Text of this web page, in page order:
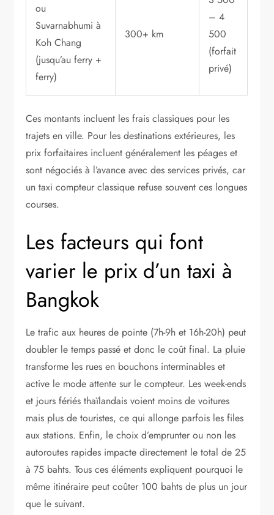
ou
Suvarnabhumi à
Koh Chang
(jusqu’au ferry +
ferry)
300+ km
– 4
500
(forfait
privé)
Ces montants incluent les frais classiques pour les
trajets en ville. Pour les destinations extérieures, les
prix forfaitaires incluent généralement les péages et
sont négociés à l’avance avec des services privés, car
un taxi compteur classique refuse souvent ces longues
courses.
Les facteurs qui font
varier le prix d’un taxi à
Bangkok
Le trafic aux heures de pointe (7h-9h et 16h-20h) peut
doubler le temps passé et donc le coût final. La pluie
transforme les rues en bouchons interminables et
active le mode attente sur le compteur. Les week-ends
et jours fériés thaïlandais voient moins de voitures
mais plus de touristes, ce qui allonge parfois les files
aux stations. Enfin, le choix d’emprunter ou non les
autoroutes rapides impacte directement le total de 25
à 75 bahts. Tous ces éléments expliquent pourquoi le
même itinéraire peut coûter 100 bahts de plus un jour
que le suivant.